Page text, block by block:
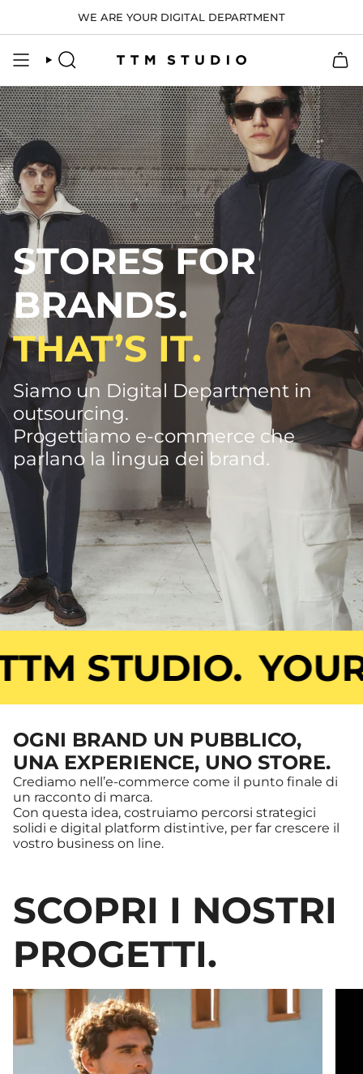
contenuto
WE ARE YOUR DIGITAL DEPARTMENT
CERCA
STORES FOR
BRANDS.
THAT’S IT.
Siamo un Digital Department in
outsourcing.
Progettiamo e-commerce che
parlano la lingua dei brand.
STUDIO. YOUR
OGNI BRAND UN PUBBLICO,
UNA EXPERIENCE, UNO STORE.
Crediamo nell’e-commerce come il punto finale di
un racconto di marca.
Con questa idea, costruiamo percorsi strategici
solidi e digital platform distintive, per far crescere il
vostro business on line.
SCOPRI I NOSTRI
PROGETTI.